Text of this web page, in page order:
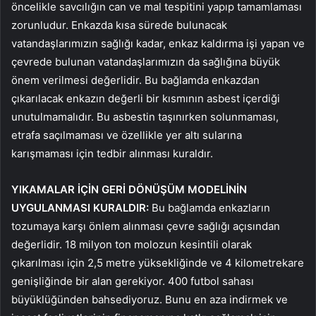
öncelikle savcılığın can ve mal tespitini yapıp tamamlaması
zorunludur. Enkazda kısa sürede bulunacak
vatandaşlarımızın sağlığı kadar, enkaz kaldırma işi yapan ve
çevrede bulunan vatandaşlarımızın da sağlığına büyük
önem verilmesi değerlidir. Bu bağlamda enkazdan
çıkarılacak enkazın değerli bir kısmının asbest içerdiği
unutulmamalıdır. Bu asbestin taşınırken solunmaması,
etrafa saçılmaması ve özellikle yer altı sularına
karışmaması için tedbir alınması kuraldır.
YIKAMALAR İÇİN GERİ DÖNÜŞÜM MODELİNİN
UYGULANMASI KURALDIR: Bu bağlamda enkazların
tozumaya karşı önlem alınması çevre sağlığı açısından
değerlidir. 18 milyon ton molozun kesintili olarak
çıkarılması için 2,5 metre yüksekliğinde ve 4 kilometrekare
genişliğinde bir alan gerekiyor. 400 futbol sahası
büyüklüğünden bahsediyoruz. Bunu en aza indirmek ve